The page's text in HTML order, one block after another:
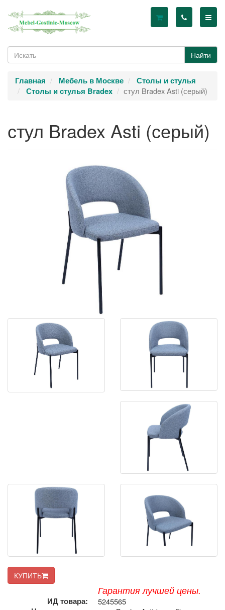
Найти
Главная Мебель в Москве
Столы и стулья
Столы и стулья Bradex
стул Bradex Asti (серый)
стул Bradex Asti (серый)
КУПИТЬ
Гарантия лучшей цены.
ИД товара:
5245565